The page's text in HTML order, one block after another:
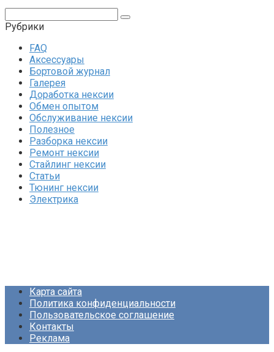
Рубрики
FAQ
Аксессуары
Бортовой журнал
Галерея
Доработка нексии
Обмен опытом
Обслуживание нексии
Полезное
Разборка нексии
Ремонт нексии
Стайлинг нексии
Статьи
Тюнинг нексии
Электрика
Карта сайта
Политика конфиденциальности
Пользовательское соглашение
Контакты
Реклама